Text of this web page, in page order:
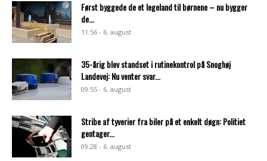
Først byggede de et legeland til børnene – nu bygger
de...
11:56 - 6. august
35-årig blev standset i rutinekontrol på Snoghøj
Landevej: Nu venter svar...
09:55 - 6. august
Stribe af tyverier fra biler på et enkelt døgn: Politiet
gentager...
09:28 - 6. august